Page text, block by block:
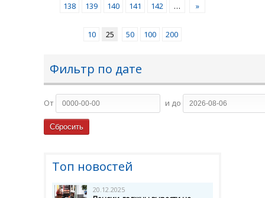
138
139 140 141 142 … »
10 25 50 100 200
Фильтр по дате
От и до
Топ новостей
20.12.2025